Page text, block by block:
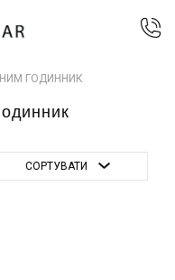
ГОДИННИК
СОРТУВАТИ